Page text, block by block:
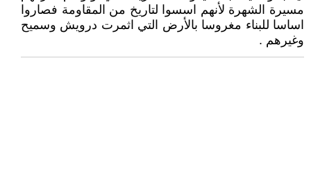
مسيرة الشهرة لأنهم اسسوا لتاريخ من المقاومة فصاروا
اساسا للبناء مغروسا بالأرض التي اثمرت درويش وسميح
وغيرهم .